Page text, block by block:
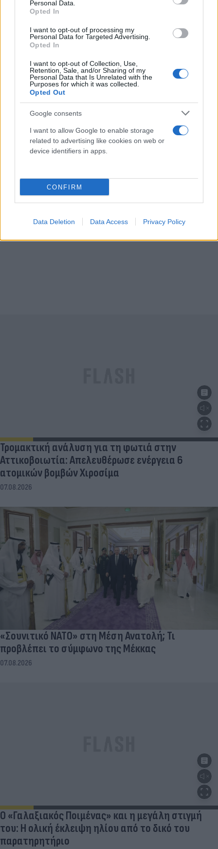
Personal Data.
Opted In
I want to opt-out of processing my
Personal Data for Targeted Advertising.
Opted In
I want to opt-out of Collection, Use,
Retention, Sale, and/or Sharing of my
Personal Data that Is Unrelated with the
Purposes for which it was collected.
Opted Out
Google consents
I want to allow Google to enable storage
related to advertising like cookies on web or
device identifiers in apps.
CONFIRM
Data Deletion Data Access Privacy Policy
Πραγματογνώμονας για το τροχαίο στις
Σέρρες: «Κάτι απέσπασε την προσοχή του
οδηγού»
Τρομακτική ανάλυση για τη φωτιά στην
Αττικοβοιωτία: Απελευθέρωσε ενέργεια 6
ατομικών βομβών Χιροσίμα
07.08.2026
«Σουνιτικό ΝΑΤΟ» στη Μέση Ανατολή; Τι
προβλέπει το σύμφωνο της Μέκκας
07.08.2026
Ο «Γαλαξιακός Ποιμένας» και η μεγάλη στιγμή
του: Η ολική έκλειψη ηλίου από το δικό του
παρατηρητήριο